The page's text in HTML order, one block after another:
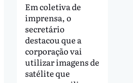
Em coletiva de
imprensa, o
secretário
destacou que a
corporação vai
utilizar imagens de
satélite que